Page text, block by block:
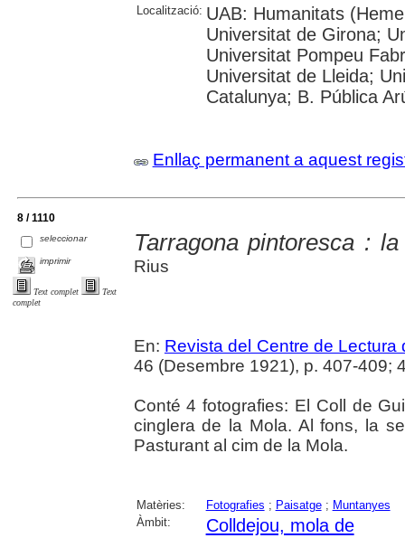
Localització: UAB: Humanitats
Universitat de Girona;
Universitat Pompeu
Universitat de Lleida;
Catalunya; B. Pública
Enllaç permanent a aquest
8 / 1110
seleccionar
imprimir
Text complet
Text
complet
Tarragona pintoresca :
Rius
En: Revista del Centre de Lectura
46 (Desembre 1921), p. 407-409;
Conté 4 fotografies: El Coll de
cinglera de la Mola. Al fons, la
Pasturant al cim de la Mola.
Matèries: Fotografies ; Paisatge; Muntanyes
Àmbit:
Colldejou, mola de